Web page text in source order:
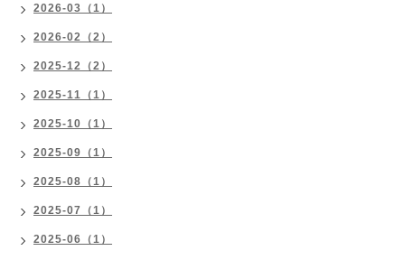
2026-03（1）
2026-02（2）
2025-12（2）
2025-11（1）
2025-10（1）
2025-09（1）
2025-08（1）
2025-07（1）
2025-06（1）